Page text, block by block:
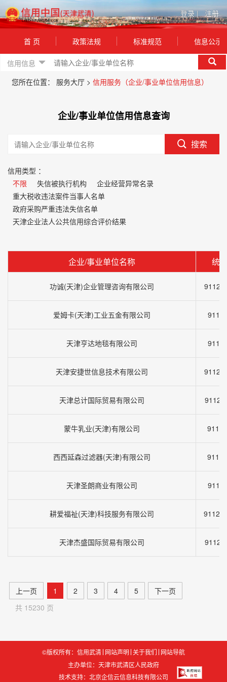
登录| 注册
首 页 政策法规 标准规范 信息公示
信用信息
您所在位置： 服务大厅 > 信用服务（企业/事业单位信用信息）
企业/事业单位信用信息查询
搜索
信用类型 ：
不限
失信被执行机构
企业经营异常名录
重大税收违法案件当事人名单
政府采购严重违法失信名单
天津企业法人公共信用综合评价结果
企业/事业单位名称 统
功诚(天津)企业管理咨询有限公司
爱姆卡(天津)工业五金有限公司
天津亨达地毯有限公司
天津安捷世信息技术有限公司
天津总计国际贸易有限公司
蒙牛乳业(天津)有限公司
西西延森过滤器(天津)有限公司
天津圣朗商业有限公司
耕爱福祉(天津)科技服务有限公司
天津杰盛国际贸易有限公司
上一页 1 2 3 4 5
下一页
共 15230 页
©版权所有：信用武清 网站声明 关于我们 网站导航
主办单位：天津市武清区人民政府
技术支持： 北京企信云信息科技有限公司